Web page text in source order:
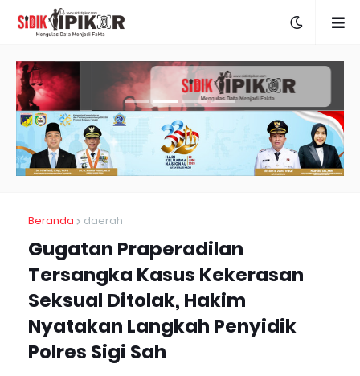
Beranda daerah
Gugatan Praperadilan
Tersangka Kasus Kekerasan
Seksual Ditolak, Hakim
Nyatakan Langkah Penyidik
Polres Sigi Sah